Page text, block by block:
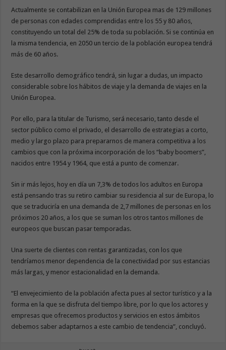
Actualmente se contabilizan en la Unión Europea mas de 129 millones
de personas con edades comprendidas entre los 55 y 80 años,
constituyendo un total del 25% de toda su población. Si se continúa en
la misma tendencia, en 2050 un tercio de la población europea tendrá
más de 60 años.
Este desarrollo demográfico tendrá, sin lugar a dudas, un impacto
considerable sobre los hábitos de viaje y la demanda de viajes en la
Unión Europea.
Por ello, para la titular de Turismo, será necesario, tanto desde el
sector público como el privado, el desarrollo de estrategias a corto,
medio y largo plazo para prepararnos de manera competitiva a los
cambios que con la próxima incorporación de los “baby boomers”,
nacidos entre 1954 y 1964, que está a punto de comenzar.
Sin ir más lejos, hoy en día un 7,3% de todos los adultos en Europa
está pensando tras su retiro cambiar su residencia al sur de Europa, lo
que se traduciría en una demanda de 2,7 millones de personas en los
próximos 20 años, a los que se suman los otros tantos millones de
europeos que buscan pasar temporadas.
Una suerte de clientes con rentas garantizadas, con los que
tendríamos menor dependencia de la conectividad por sus estancias
más largas, y menor estacionalidad en la demanda.
“El envejecimiento de la población afecta pues al sector turístico y a la
forma en la que se disfruta del tiempo libre, por lo que los actores y
empresas que ofrecemos productos y servicios en estos ámbitos
debemos saber adaptarnos a este cambio de tendencia”, concluyó.